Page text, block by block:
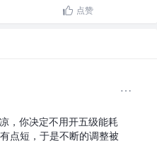
点赞
，你决定不用开五级能耗
点短，于是不断的调整被